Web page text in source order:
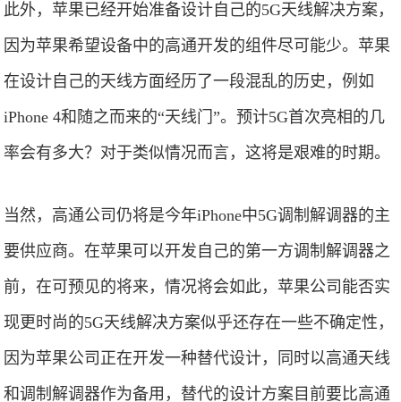
此外，苹果已经开始准备设计自己的5G天线解决方案，
因为苹果希望设备中的高通开发的组件尽可能少。苹果
在设计自己的天线方面经历了一段混乱的历史，例如
iPhone 4和随之而来的“天线门”。预计5G首次亮相的几
率会有多大？对于类似情况而言，这将是艰难的时期。
当然，高通公司仍将是今年iPhone中5G调制解调器的主
要供应商。在苹果可以开发自己的第一方调制解调器之
前，在可预见的将来，情况将会如此，苹果公司能否实
现更时尚的5G天线解决方案似乎还存在一些不确定性，
因为苹果公司正在开发一种替代设计，同时以高通天线
和调制解调器作为备用，替代的设计方案目前要比高通